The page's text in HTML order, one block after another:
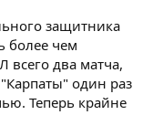
защитника
более чем
всего два матча,
один раз
Теперь крайне